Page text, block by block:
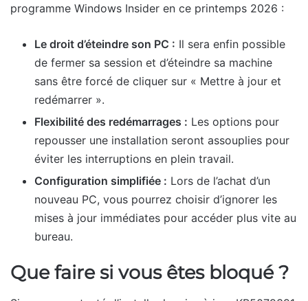
programme Windows Insider en ce printemps 2026 :
Le droit d’éteindre son PC : Il sera enfin possible
de fermer sa session et d’éteindre sa machine
sans être forcé de cliquer sur « Mettre à jour et
redémarrer ».
Flexibilité des redémarrages : Les options pour
repousser une installation seront assouplies pour
éviter les interruptions en plein travail.
Configuration simplifiée : Lors de l’achat d’un
nouveau PC, vous pourrez choisir d’ignorer les
mises à jour immédiates pour accéder plus vite au
bureau.
Que faire si vous êtes bloqué ?